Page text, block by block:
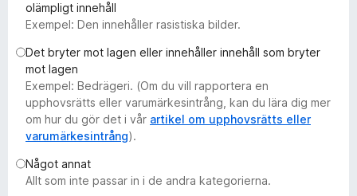
r
i
r
e
f
olämpligt innehåll
Exempel: Den innehåller rasistiska bilder.
Det bryter mot lagen eller innehåller innehåll som bryter
mot lagen
Exempel: Bedrägeri. (Om du vill rapportera en
upphovsrätts eller varumärkesintrång, kan du lära dig mer
om hur du gör det i vår artikel om upphovsrätts eller
varumärkesintrång).
Något annat
Allt som inte passar in i de andra kategorierna.